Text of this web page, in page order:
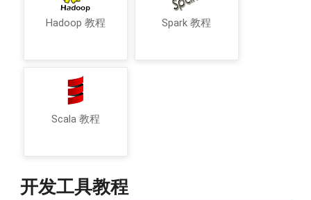
Hadoop 教程 Spark 教程
Scala 教程
开发工具教程